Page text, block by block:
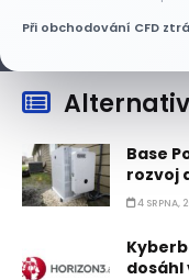
Při obchodování CFD
Base
rozvoj
4 SRPNA,
dosáhl